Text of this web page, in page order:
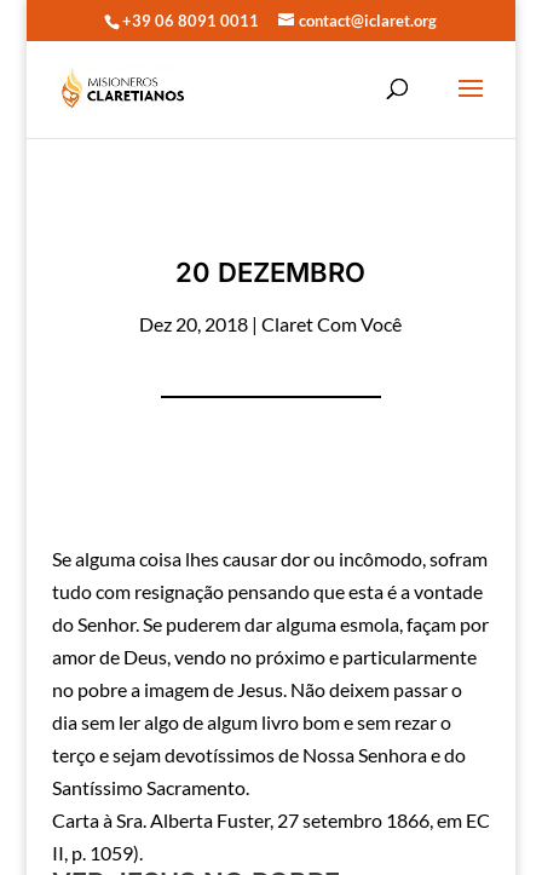
+39 06 8091 0011 contact@iclaret.org
20 DEZEMBRO
Dez 20, 2018 |Claret Com Você
Se alguma coisa lhes causar dor ou incômodo, sofram
tudo com resignação pensando que esta é a vontade
do Senhor. Se puderem dar alguma esmola, façam por
amor de Deus, vendo no próximo e particularmente
no pobre a imagem de Jesus. Não deixem passar o
dia sem ler algo de algum livro bom e sem rezar o
terço e sejam devotíssimos de Nossa Senhora e do
Santíssimo Sacramento.
Carta à Sra. Alberta Fuster, 27 setembro 1866, em EC
II, p. 1059).